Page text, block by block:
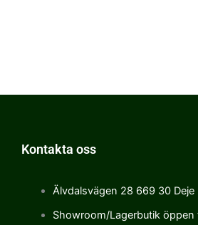
Kontakta oss
Älvdalsvägen 28 669 30 Deje
Showroom/Lagerbutik öppen